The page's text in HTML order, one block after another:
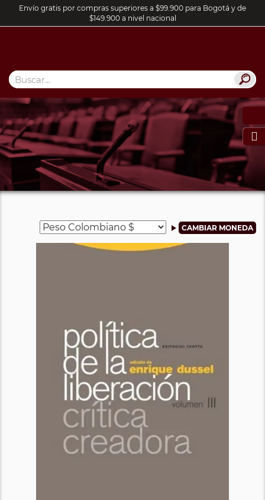
Envío gratis por compras superiores a $99.900 para Bogotá y de
$149.900 a nivel nacional
